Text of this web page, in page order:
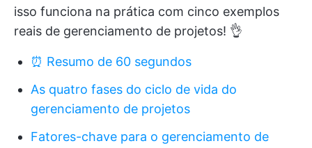
isso funciona na prática com cinco exemplos
reais de gerenciamento de projetos! 👌
⏰ Resumo de 60 segundos
As quatro fases do ciclo de vida do
gerenciamento de projetos
Fatores-chave para o gerenciamento de